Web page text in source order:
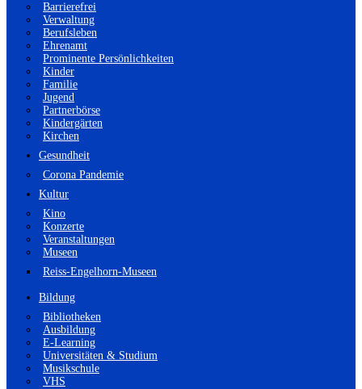
Barrierefrei
Verwaltung
Berufsleben
Ehrenamt
Prominente Persönlichkeiten
Kinder
Familie
Jugend
Partnerbörse
Kindergärten
Kirchen
Gesundheit
Corona Pandemie
Kultur
Kino
Konzerte
Veranstaltungen
Museen
Reiss-Engelhorn-Museen
Bildung
Bibliotheken
Ausbildung
E-Learning
Universitäten & Studium
Musikschule
VHS